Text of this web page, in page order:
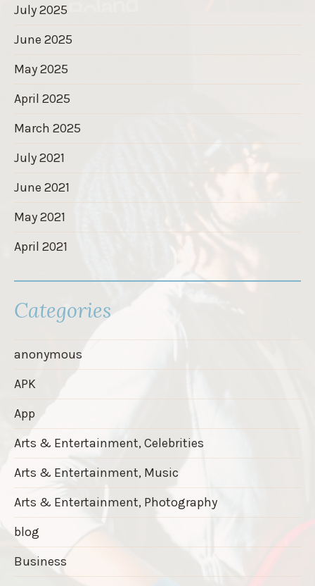
July 2025
June 2025
May 2025
April 2025
March 2025
July 2021
June 2021
May 2021
April 2021
Categories
anonymous
APK
App
Arts & Entertainment, Celebrities
Arts & Entertainment, Music
Arts & Entertainment, Photography
blog
Business